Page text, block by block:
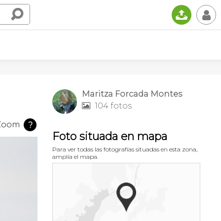
📤 👤
?
Maritza Forcada Montes
 104 fotos
Foto situada en mapa
Para ver todas las fotografías situadas en esta zona,
amplía el mapa.